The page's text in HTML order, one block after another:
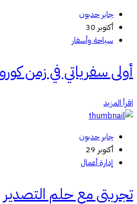
جابر حدبون
أكتوبر 30
سياحة وأسفار
أولى سفرياتي في زمن
اقرأ المزيد
جابر حدبون
أكتوبر 29
إدارة أعمال
تجربتي مع حلم التصدير